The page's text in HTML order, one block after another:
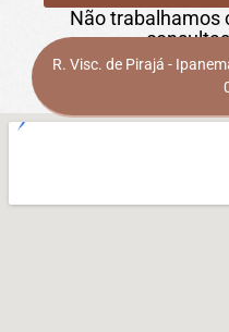
Não trabalhamos
R. Visc. de Pirajá -